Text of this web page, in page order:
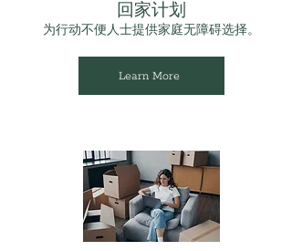
回家计划
为行动不便人士提供家庭无障碍选择。
Learn More